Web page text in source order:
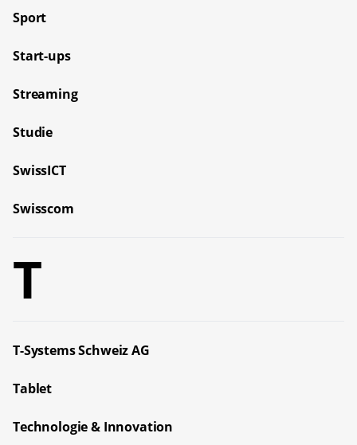
Sport
Start-ups
Streaming
Studie
SwissICT
Swisscom
T
T-Systems Schweiz AG
Tablet
Technologie & Innovation